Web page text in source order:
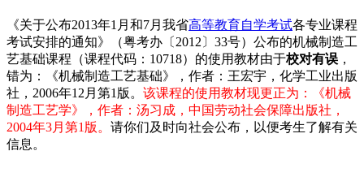
《关于公布2013年1月和7月我省高等教育自学考试各专业课程
考试安排的通知》（粤考办〔2012〕33号）公布的机械制造工
艺基础课程（课程代码：10718）的使用教材由于校对有误 ，
错为：《机械制造工艺基础》，作者：王宏宇，化学工业出版
社，2006年12月第1版。 该课程的使用教材现更正为：《机械
制造工艺学》，作者：汤习成，中国劳动社会保障出版社，
2004年3月第1版。 请你们及时向社会公布，以便考生了解有关
信息。